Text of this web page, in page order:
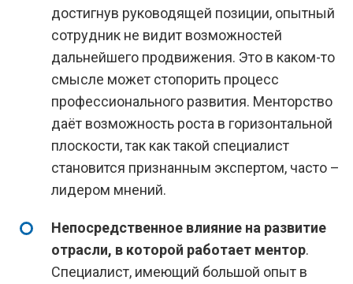
достигнув руководящей позиции, опытный
сотрудник не видит возможностей
дальнейшего продвижения. Это в каком-то
смысле может стопорить процесс
профессионального развития. Менторство
даёт возможность роста в горизонтальной
плоскости, так как такой специалист
становится признанным экспертом, часто –
лидером мнений.
Непосредственное влияние на развитие
отрасли, в которой работает ментор.
Специалист, имеющий большой опыт в